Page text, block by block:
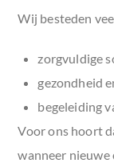
Wij besteden
zorgvuldige
gezondheid
begeleiding
Voor ons hoort
wanneer nieuwe